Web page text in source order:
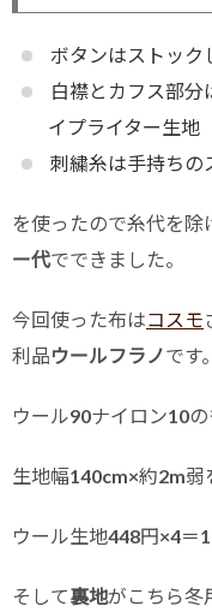
ボタンはストック
白襟とカフス部分
イプライター生地
刺繍糸は手持ちの
を使ったので糸代を除
ー代でできました。
今回使った布はコスモ
利品ウールフラノです。
ウール90ナイロン10
生地幅140cm×約2m弱
ウール生地448円×4＝
そして裏地がこちら冬